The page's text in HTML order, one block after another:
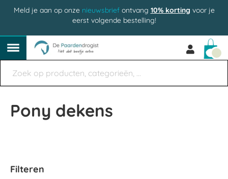
Meld je aan op onze nieuwsbriefontvang 10% korting voor je
eerst volgende bestelling!
Pony dekens
Filteren